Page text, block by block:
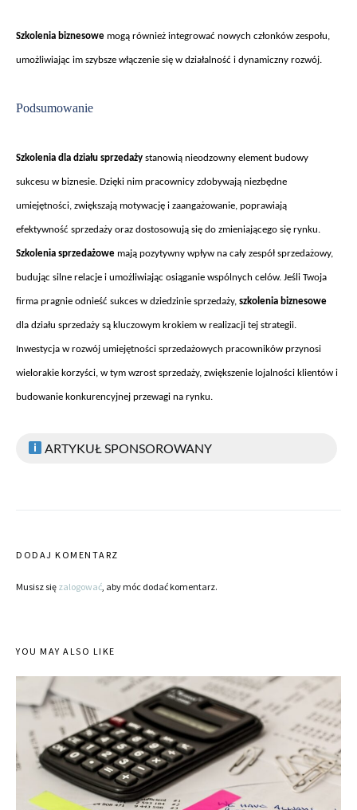
Szkolenia biznesowe mogą również integrować nowych członków zespołu,
umożliwiając im szybsze włączenie się w działalność i dynamiczny rozwój.
Podsumowanie
Szkolenia dla działu sprzedaży stanowią nieodzowny element budowy
sukcesu w biznesie. Dzięki nim pracownicy zdobywają niezbędne
umiejętności, zwiększają motywację i zaangażowanie, poprawiają
efektywność sprzedaży oraz dostosowują się do zmieniającego się rynku.
Szkolenia sprzedażowe mają pozytywny wpływ na cały zespół sprzedażowy,
budując silne relacje i umożliwiając osiąganie wspólnych celów. Jeśli Twoja
firma pragnie odnieść sukces w dziedzinie sprzedaży, szkolenia biznesowe
dla działu sprzedaży są kluczowym krokiem w realizacji tej strategii.
Inwestycja w rozwój umiejętności sprzedażowych pracowników przynosi
wielorakie korzyści, w tym wzrost sprzedaży, zwiększenie lojalności klientów i
budowanie konkurencyjnej przewagi na rynku.
ARTYKUŁ SPONSOROWANY
DODAJ KOMENTARZ
Musisz się zalogować , aby móc dodać komentarz.
YOU MAY ALSO LIKE